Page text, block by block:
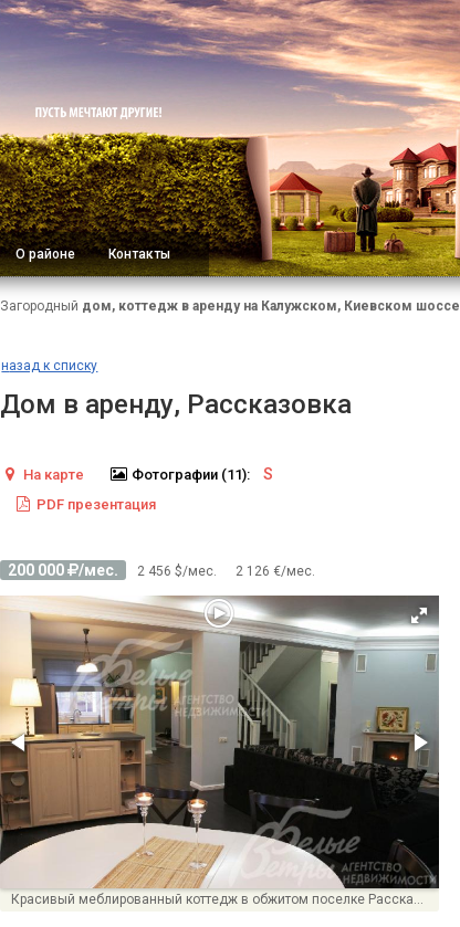
О районе Контакты
Загородный дом, коттедж в аренду на Калужском, Киевском шоссе
назад к списку
Дом в аренду, Рассказовка
На карте Фотографии (11): S
PDF презентация
200 000 /мес. 2 456 $/мес. 2 126 €/мес.
Красивый меблированный коттедж в обжитом поселке Рассказовка